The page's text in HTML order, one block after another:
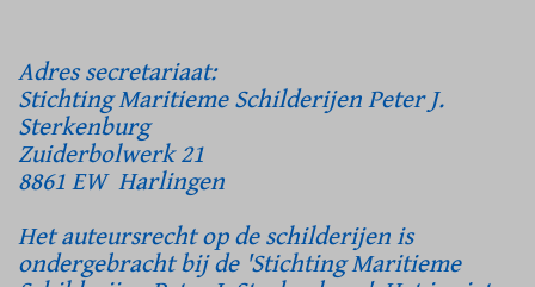
Adres secretariaat:
Stichting Maritieme Schilderijen Peter J.
Sterkenburg
Zuiderbolwerk 21
8861 EW Harlingen
Het auteursrecht op de schilderijen is
ondergebracht bij de 'Stichting Maritieme